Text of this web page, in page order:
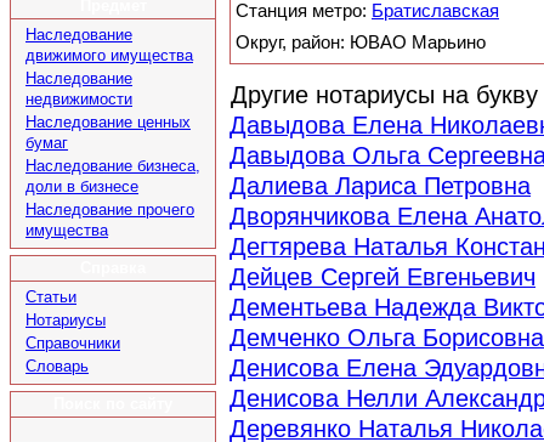
Наследование
движимого имущества
Наследование
недвижимости
Наследование ценных
бумаг
Наследование бизнеса,
доли в бизнесе
Наследование прочего
имущества
Статьи
Нотариусы
Справочники
Словарь
Станция метро: Братиславская
Округ, район: ЮВАО Марьино
Другие нотариусы на букву
Давыдова Елена
Давыдова Ольга
Далиева Лариса Петровна
Дворянчикова Елена
Дегтярева Наталья
Дейцев Сергей Евгеньевич
Дементьева Надежда
Демченко Ольга Борисовна
Денисова Елена
Денисова Нелли
Деревянко Наталья